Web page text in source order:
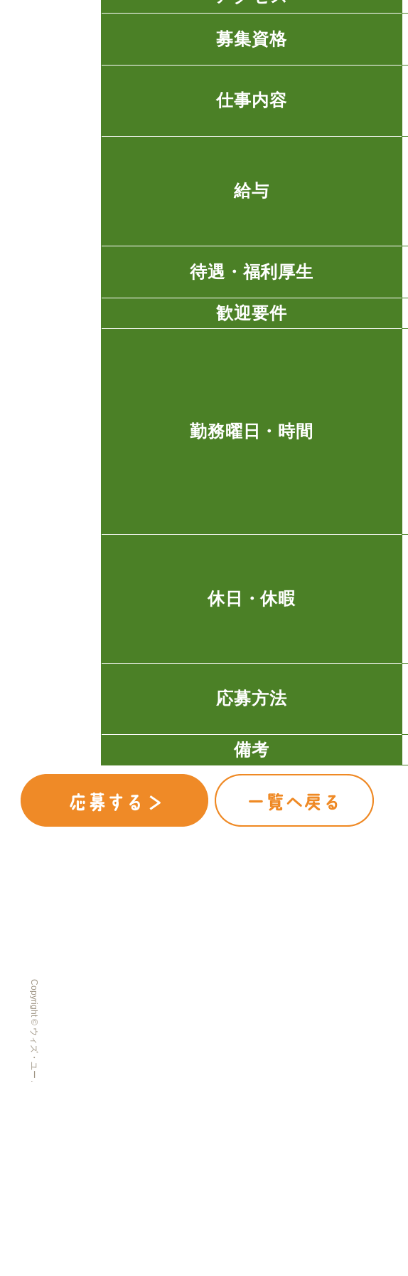
募集資格
仕事内容
給与
待遇・福利厚生
歓迎要件
勤務曜日・時間
休日・休暇
応募方法
備考
Copyright © ウィズ・ユー All Rights Reserved.